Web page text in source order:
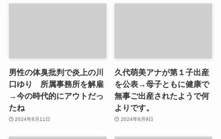
男性の体臭批判で炎上の川
口ゆり 所属事務所を解雇
→今の時代的にアウトだっ
たね
2024年8月11日
久代萌美アナが第１子出産
を公表→母子ともに健康で
無事ご出産されたようで何
よりです。
2024年8月9日